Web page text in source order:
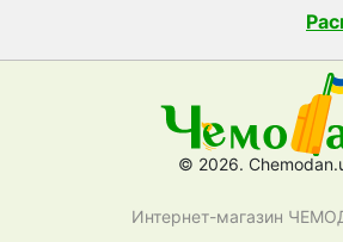
© 2026.
Интернет-магазин